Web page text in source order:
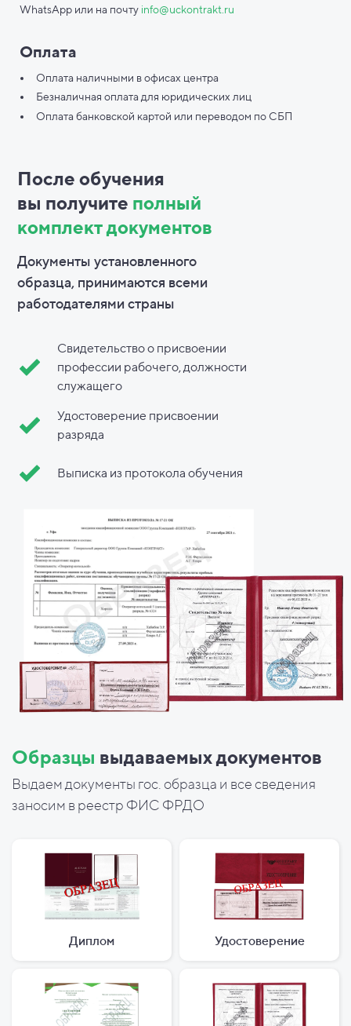
WhatsApp или на почту info@uckontrakt.ru
Оплата
Оплата наличными в офисах центра
Безналичная оплата для юридических лиц
Оплата банковской картой или переводом по СБП
После обучения
вы получите полный
комплект документов
Документы установленного
образца, принимаются всеми
работодателями страны
Свидетельство о присвоении
профессии рабочего, должности
служащего
Удостоверение присвоении
разряда
Выписка из протокола обучения
Образцы выдаваемых документов
Выдаем документы гос. образца и все сведения
заносим в реестр ФИС ФРДО
Диплом Удостоверение